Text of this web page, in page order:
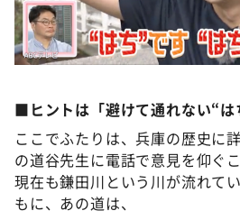
■ヒントは「避けて通れない“は
ここでふたりは、兵庫の歴史に
の道谷先生に電話で意見を仰ぐ
現在も鎌田川という川が流れて
もに、あの道は、